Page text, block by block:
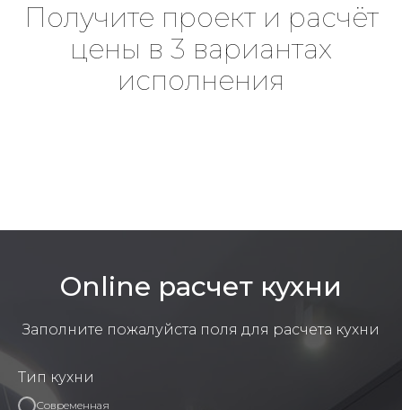
Получите проект и расчёт
цены в 3 вариантах
исполнения
Online расчет кухни
Заполните пожалуйста поля для расчета кухни
Тип кухни
Современная